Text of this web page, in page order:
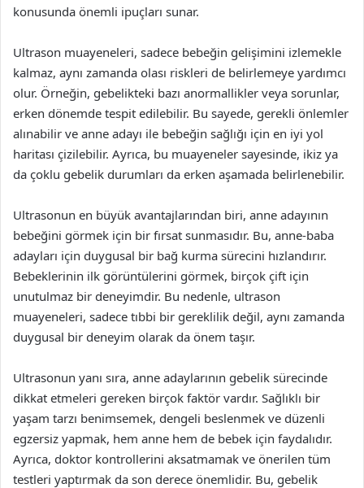
konusunda önemli ipuçları sunar.
Ultrason muayeneleri, sadece bebeğin gelişimini izlemekle
kalmaz, aynı zamanda olası riskleri de belirlemeye yardımcı
olur. Örneğin, gebelikteki bazı anormallikler veya sorunlar,
erken dönemde tespit edilebilir. Bu sayede, gerekli önlemler
alınabilir ve anne adayı ile bebeğin sağlığı için en iyi yol
haritası çizilebilir. Ayrıca, bu muayeneler sayesinde, ikiz ya
da çoklu gebelik durumları da erken aşamada belirlenebilir.
Ultrasonun en büyük avantajlarından biri, anne adayının
bebeğini görmek için bir fırsat sunmasıdır. Bu, anne-baba
adayları için duygusal bir bağ kurma sürecini hızlandırır.
Bebeklerinin ilk görüntülerini görmek, birçok çift için
unutulmaz bir deneyimdir. Bu nedenle, ultrason
muayeneleri, sadece tıbbi bir gereklilik değil, aynı zamanda
duygusal bir deneyim olarak da önem taşır.
Ultrasonun yanı sıra, anne adaylarının gebelik sürecinde
dikkat etmeleri gereken birçok faktör vardır. Sağlıklı bir
yaşam tarzı benimsemek, dengeli beslenmek ve düzenli
egzersiz yapmak, hem anne hem de bebek için faydalıdır.
Ayrıca, doktor kontrollerini aksatmamak ve önerilen tüm
testleri yaptırmak da son derece önemlidir. Bu, gebelik